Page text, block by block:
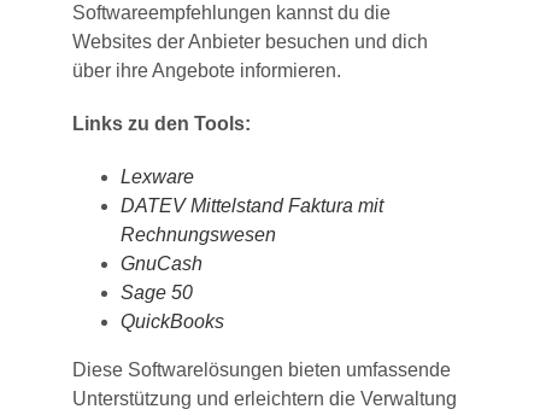
Softwareempfehlungen kannst du die
Websites der Anbieter besuchen und dich
über ihre Angebote informieren.
Links zu den Tools:
Lexware
DATEV Mittelstand Faktura mit
Rechnungswesen
GnuCash
Sage 50
QuickBooks
Diese Softwarelösungen bieten umfassende
Unterstützung und erleichtern die Verwaltung